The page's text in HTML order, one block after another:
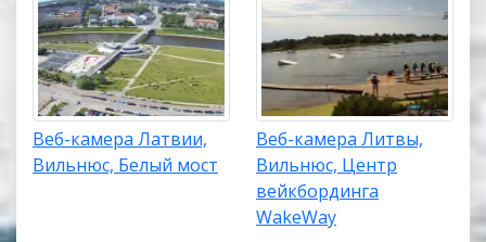
Веб-камера Латвии,
Вильнюс, Белый мост
Веб-камера Литвы,
Вильнюс, Центр
вейкбординга
WakeWay